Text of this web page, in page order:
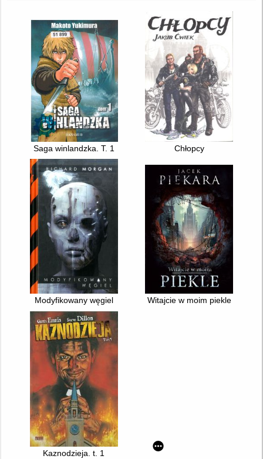
Saga winlandzka. T. 1 Chłopcy
Modyfikowany węgiel Witajcie w moim piekle
Kaznodzieja. t. 1